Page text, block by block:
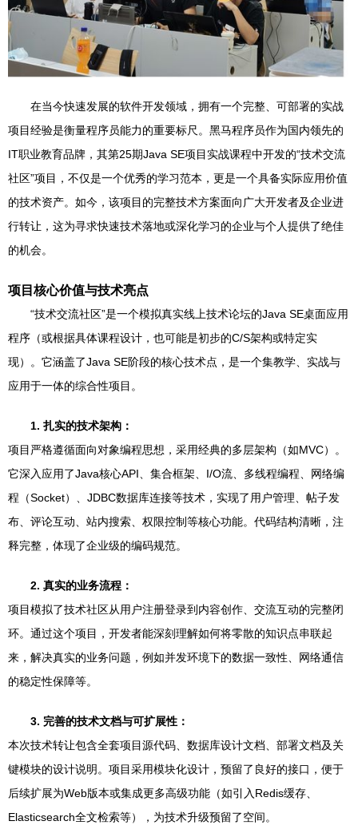
在当今快速发展的软件开发领域，拥有一个完整、可部署的实战
项目经验是衡量程序员能力的重要标尺。黑马程序员作为国内领先的
IT职业教育品牌，其第25期Java SE项目实战课程中开发的“技术交流
社区”项目，不仅是一个优秀的学习范本，更是一个具备实际应用价值
的技术资产。如今，该项目的完整技术方案面向广大开发者及企业进
行转让，这为寻求快速技术落地或深化学习的企业与个人提供了绝佳
的机会。
项目核心价值与技术亮点
“技术交流社区”是一个模拟真实线上技术论坛的Java SE桌面应用
程序（或根据具体课程设计，也可能是初步的C/S架构或特定实
现）。它涵盖了Java SE阶段的核心技术点，是一个集教学、实战与
应用于一体的综合性项目。
1. 扎实的技术架构：
项目严格遵循面向对象编程思想，采用经典的多层架构（如MVC）。
它深入应用了Java核心API、集合框架、I/O流、多线程编程、网络编
程（Socket）、JDBC数据库连接等技术，实现了用户管理、帖子发
布、评论互动、站内搜索、权限控制等核心功能。代码结构清晰，注
释完整，体现了企业级的编码规范。
2. 真实的业务流程：
项目模拟了技术社区从用户注册登录到内容创作、交流互动的完整闭
环。通过这个项目，开发者能深刻理解如何将零散的知识点串联起
来，解决真实的业务问题，例如并发环境下的数据一致性、网络通信
的稳定性保障等。
3. 完善的技术文档与可扩展性：
本次技术转让包含全套项目源代码、数据库设计文档、部署文档及关
键模块的设计说明。项目采用模块化设计，预留了良好的接口，便于
后续扩展为Web版本或集成更多高级功能（如引入Redis缓存、
Elasticsearch全文检索等），为技术升级预留了空间。